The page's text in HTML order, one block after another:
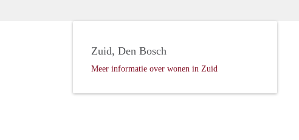
Zuid, Den Bosch
Meer informatie over wonen in Zuid